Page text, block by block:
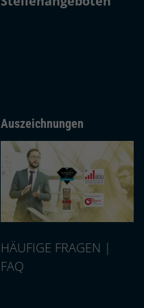
Auszeichnungen
HÄUFIGE FRAGEN |
FAQ